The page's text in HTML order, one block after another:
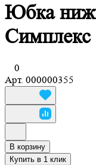
Юбка
Симплекс
0
Арт. 000000355
В корзину
Купить в 1 клик